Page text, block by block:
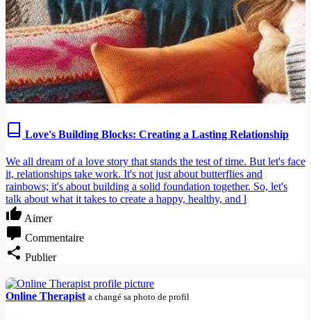
Love's Building Blocks: Creating a Lasting Relationship
We all dream of a love story that stands the test of time. But let's face
it, relationships take work. It's not just about butterflies and
rainbows; it's about building a solid foundation together. So, let's
talk about what it takes to create a happy, healthy, and l
Aimer
Commentaire
Publier
Online Therapist a changé sa photo de profil